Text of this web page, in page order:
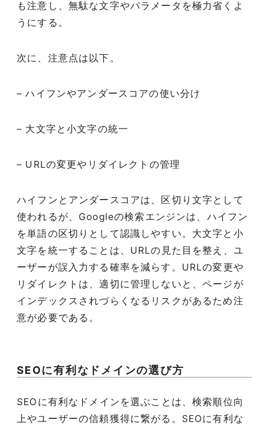
も注意し、無駄な文字やパラメータを極力省くよ
うにする。
次に、注意点は以下。
– ハイフンやアンダースコアの使い分け
– 大文字と小文字の統一
– URLの変更やリダイレクトの管理
ハイフンとアンダースコアは、区切り文字として
使われるが、Googleの検索エンジンは、ハイフン
を単語の区切りとして認識しやすい。大文字と小
文字を統一することは、URLの見た目を整え、ユ
ーザーが誤入力する確率を減らす。URLの変更や
リダイレクトは、適切に管理しないと、ページが
インデックスされづらくなるリスクがあるため注
意が必要である。
SEOに有利なドメインの選び方
SEOに有利なドメインを選ぶことは、検索順位向
上やユーザーの信頼獲得に繋がる。SEOに有利な